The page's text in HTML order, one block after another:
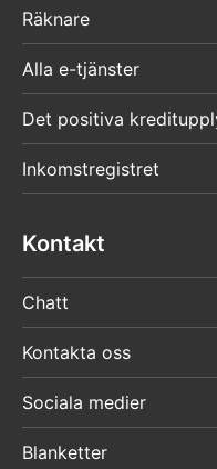
Räknare
Alla e-tjänster
Det positiva
Inkomstregistret
Kontakt
Chatt
Kontakta oss
Sociala medier
Blanketter